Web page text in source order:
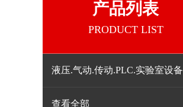
产品列表
PRODUCT LIST
液压.气动.传动.PLC.实验室设备
查看全部